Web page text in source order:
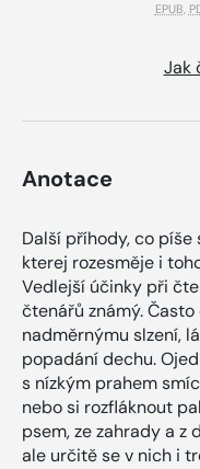
EPUB,
Jak
Anotace
Další příhody, co píše
kterej rozesměje i
Vedlejší účinky při
čtenářů známý.
nadměrnýmu slzení,
popadání dechu.
s nízkým prahem
nebo si rozfláknout
psem, ze zahrady a z
ale určitě se v nich i